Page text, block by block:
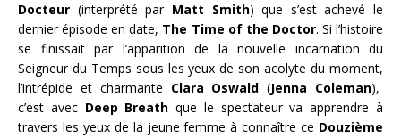
Docteur (interprété par Matt Smith) que s’est achevé le
dernier épisode en date, The Time of the Doctor. Si l’histoire
se finissait par l’apparition de la nouvelle incarnation du
Seigneur du Temps sous les yeux de son acolyte du moment,
l’intrépide et charmante Clara Oswald (Jenna Coleman),
c’est avec Deep Breath que le spectateur va apprendre à
travers les yeux de la jeune femme à connaître ce Douzième